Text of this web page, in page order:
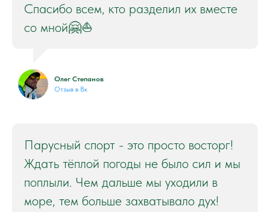
Спасибо всем, кто разделил их вместе
со мной🤗⛵
Олег Степанов
Отзыв в Вк
Парусный спорт - это просто восторг!
Ждать тёплой погоды не было сил и мы
поплыли. Чем дальше мы уходили в
море, тем больше захватывало дух!